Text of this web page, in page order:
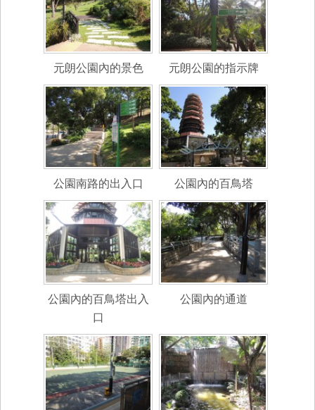
元朗公園內的景色 元朗公園的指示牌
公園南路的出入口 公園內的百鳥塔
公園內的百鳥塔出入
口
公園內的通道